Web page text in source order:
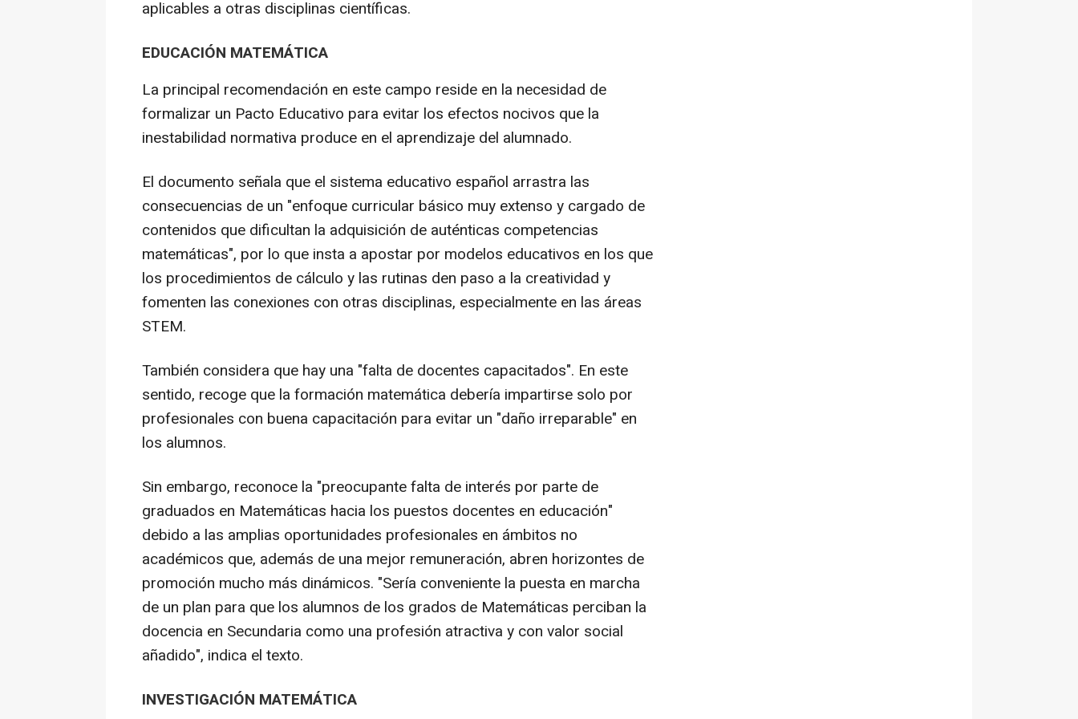
aplicables a otras disciplinas científicas.
EDUCACIÓN MATEMÁTICA
La principal recomendación en este campo reside en la necesidad de
formalizar un Pacto Educativo para evitar los efectos nocivos que la
inestabilidad normativa produce en el aprendizaje del alumnado.
El documento señala que el sistema educativo español arrastra las
consecuencias de un "enfoque curricular básico muy extenso y cargado de
contenidos que dificultan la adquisición de auténticas competencias
matemáticas", por lo que insta a apostar por modelos educativos en los que
los procedimientos de cálculo y las rutinas den paso a la creatividad y
fomenten las conexiones con otras disciplinas, especialmente en las áreas
STEM.
También considera que hay una "falta de docentes capacitados". En este
sentido, recoge que la formación matemática debería impartirse solo por
profesionales con buena capacitación para evitar un "daño irreparable" en
los alumnos.
Sin embargo, reconoce la "preocupante falta de interés por parte de
graduados en Matemáticas hacia los puestos docentes en educación"
debido a las amplias oportunidades profesionales en ámbitos no
académicos que, además de una mejor remuneración, abren horizontes de
promoción mucho más dinámicos. "Sería conveniente la puesta en marcha
de un plan para que los alumnos de los grados de Matemáticas perciban la
docencia en Secundaria como una profesión atractiva y con valor social
añadido", indica el texto.
INVESTIGACIÓN MATEMÁTICA